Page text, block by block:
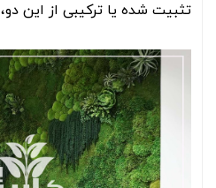
تثبیت شده یا ترکیبی از این